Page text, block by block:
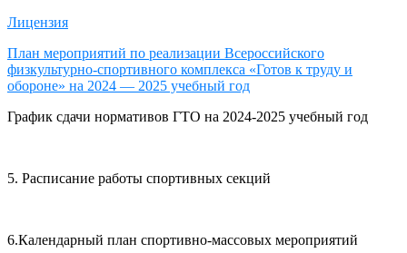
Лицензия
План мероприятий по реализации Всероссийского
физкультурно-спортивного комплекса «Готов к труду и
обороне» на 2024 — 2025 учебный год
График сдачи нормативов ГТО на 2024-2025 учебный год
5. Расписание работы спортивных секций
6.Календарный план спортивно-массовых мероприятий